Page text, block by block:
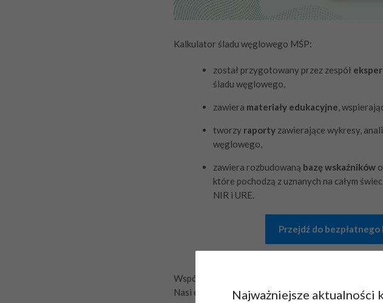
Kalkulator śladu węglowego MŚP:
został przygotowany przez zespół
śladu węglowego,
zawiera materiały edukacyjne,
tworzy raportyzawierające wykresy,
węglowego,
zawiera rozbudowaną bazę wskaźników
które pochodzą z uznanych na całym
NIR i URE.
Przejdź do
Współpracujemy z wiodącymi
Nasi eksperci wsparli projekt opracowania i
Najważniejsze aktualności